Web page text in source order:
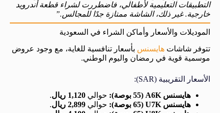
التطبيقات التعليمية لأطفالي، فاضطررت لشراء قطعة أندرويد
خارجية. غير ذلك، الشاشة ممتازة جدًا للمجالس.”
الموديلات والأسعار وأماكن الشراء في السعودية
تتوفر شاشات هايسنس بأسعار تنافسية للغاية، مع وجود عروض
موسمية قوية في رمضان واليوم الوطني.
الأسعار التقريبية (SAR):
هايسنس A6K (55 بوصة):
حوالي 1,120 ريال
.
هايسنس U7K (65 بوصة):
حوالي 2,899 ريال
.